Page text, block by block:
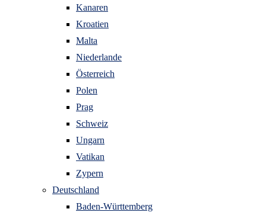
Kanaren
Kroatien
Malta
Niederlande
Österreich
Polen
Prag
Schweiz
Ungarn
Vatikan
Zypern
Deutschland
Baden-Württemberg